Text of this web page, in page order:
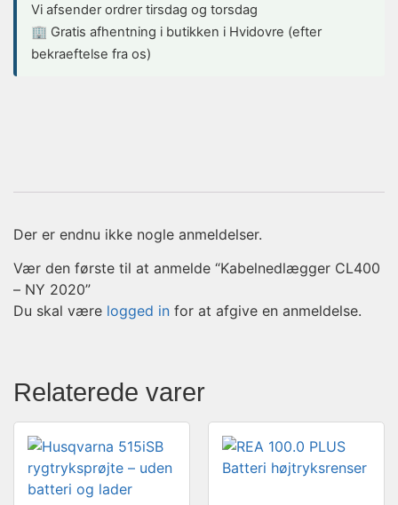
Vi afsender ordrer tirsdag og torsdag
🏢 Gratis afhentning i butikken i Hvidovre (efter
bekraeftelse fra os)
Der er endnu ikke nogle anmeldelser.
Vær den første til at anmelde “Kabelnedlægger CL400
– NY 2020”
Du skal være logged in for at afgive en anmeldelse.
Relaterede varer